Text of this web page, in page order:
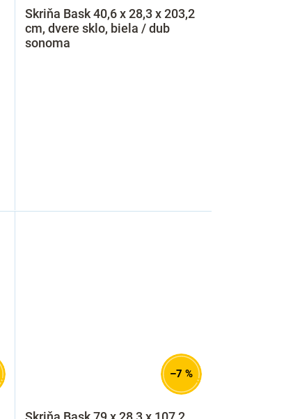
Skriňa Bask 40,6 x 28,3 x 203,2
cm, dvere sklo, biela / dub
sonoma
–7 %